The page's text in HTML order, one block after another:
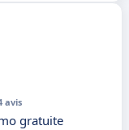
avis
gratuite